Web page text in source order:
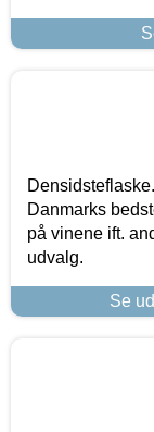
Danmarks
på vinene ift.
udvalg.
Se